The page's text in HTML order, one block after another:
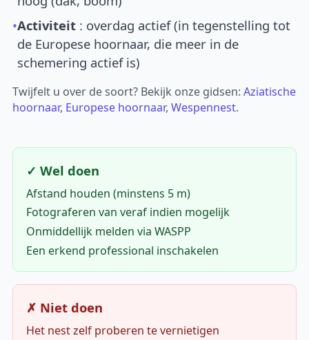
•Activiteit : overdag actief (in tegenstelling tot
de Europese hoornaar, die meer in de
schemering actief is)
Twijfelt u over de soort? Bekijk onze gidsen:Aziatische
hoornaar, Europese hoornaar,Wespennest.
✓ Wel doen
Afstand houden (minstens 5 m)
Fotograferen van veraf indien mogelijk
Onmiddellijk melden via WASPP
Een erkend professional inschakelen
✗ Niet doen
Het nest zelf proberen te vernietigen